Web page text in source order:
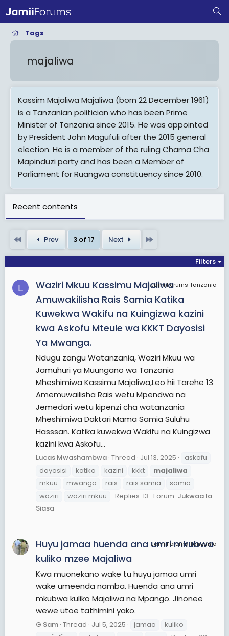
Tags
majaliwa
Kassim Majaliwa Majaliwa (born 22 December 1961)
is a Tanzanian politician who has been Prime
Minister of Tanzania since 2015. He was appointed
by President John Magufuli after the 2015 general
election. He is a member of the ruling Chama Cha
Mapinduzi party and has been a Member of
Parliament for Ruangwa constituency since 2010.
Recent contents
Prev 3 of 17 Next
Filters
L JamiiForums Tanzania
Waziri Mkuu Kassimu Majaliwa
Amuwakilisha Rais Samia Katika
Kuwekwa Wakifu na Kuingizwa kazini
kwa Askofu Mteule wa KKKT Dayosisi
Ya Mwanga.
Ndugu zangu Watanzania, Waziri Mkuu wa
Jamuhuri ya Muungano wa Tanzania
Mheshimiwa Kassimu Majaliwa,Leo hii Tarehe 13
Amemuwailisha Rais wetu Mpendwa na
Jemedari wetu kipenzi cha watanzania
Mheshimiwa Daktari Mama Samia Suluhu
Hasssan. Katika kuwekwa Wakifu na Kuingizwa
kazini kwa Askofu...
Lucas Mwashambwa Thread Jul 13, 2025
askofu
dayosisi
katika kazini kkkt
majaliwa
mkuu
mwanga rais rais samia
samia
waziri
waziri mkuu Replies: 13 Forum: Jukwaa la
Siasa
JamiiForums Tanzania
Huyu jamaa huenda ana umri mkubwa
kuliko mzee Majaliwa
Kwa muonekano wake tu huyu jamaa umri
wake umeenda namba. Huenda ana umri
mkubwa kuliko Majaliwa na Mpango. Jinonee
wewe utoe tathimini yako.
G Sam Thread Jul 5, 2025 jamaa
kuliko